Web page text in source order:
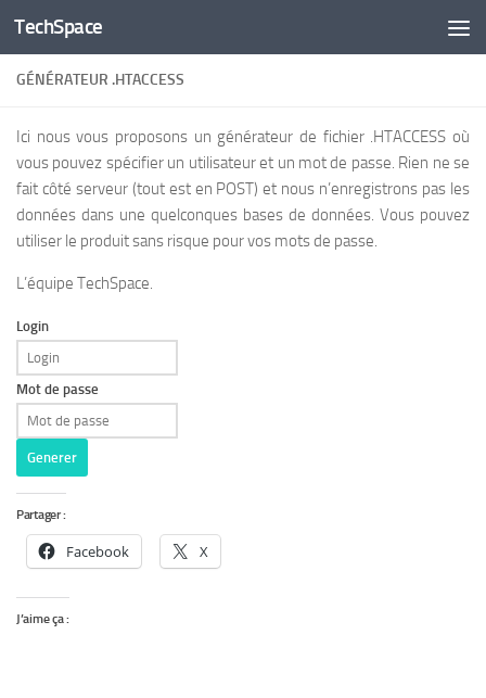
Skip to content
TechSpace
GÉNÉRATEUR .HTACCESS
Ici nous vous proposons un générateur de fichier .HTACCESS où
vous pouvez spécifier un utilisateur et un mot de passe. Rien ne se
fait côté serveur (tout est en POST) et nous n’enregistrons pas les
données dans une quelconques bases de données. Vous pouvez
utiliser le produit sans risque pour vos mots de passe.
L’équipe TechSpace.
Login
Mot de passe
Generer
Partager :
Facebook X
J’aime ça :